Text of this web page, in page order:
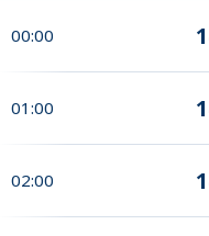
00:00
01:00
02:00